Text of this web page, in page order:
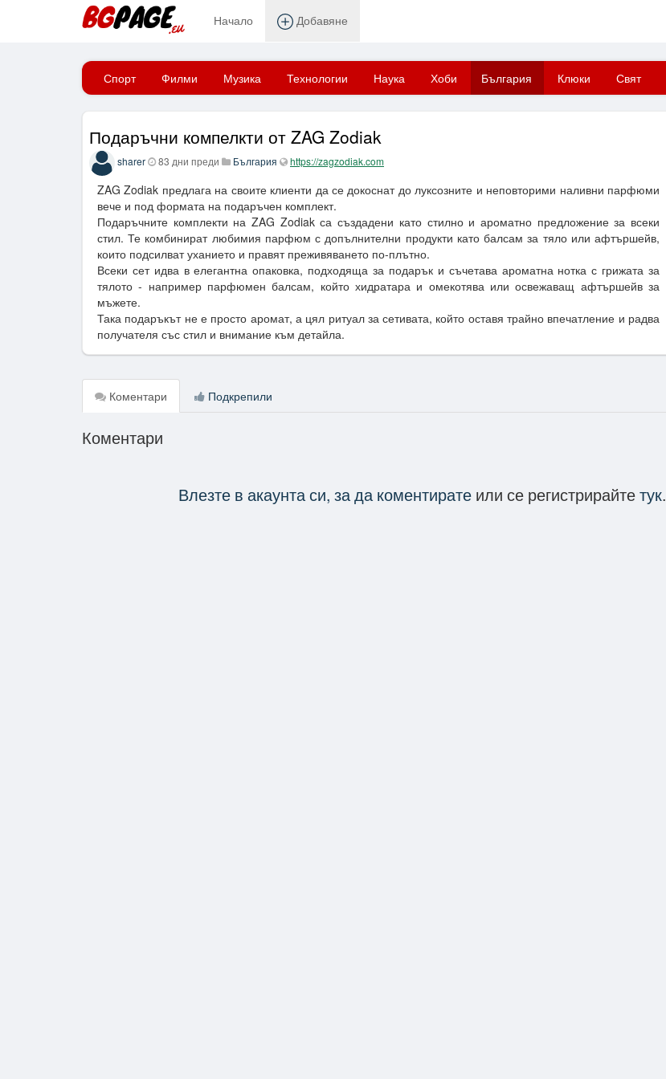
Начало Добавяне
Начало
Спорт Филми Музика Технологии Наука Хоби България Клюки Свят
Подаръчни компелкти от ZAG Zodiak
sharer 83 дни преди България https://zagzodiak.com
ZAG Zodiak предлага на своите клиенти да се докоснат до луксозните и неповторими наливни парфюми
вече и под формата на подаръчен комплект.
Подаръчните комплекти на ZAG Zodiak са създадени като стилно и ароматно предложение за всеки
стил. Те комбинират любимия парфюм с допълнителни продукти като балсам за тяло или афтършейв,
които подсилват уханието и правят преживяването по-плътно.
Всеки сет идва в елегантна опаковка, подходяща за подарък и съчетава ароматна нотка с грижата за
тялото - например парфюмен балсам, който хидратара и омекотява или освежаващ афтършейв за
мъжете.
Така подаръкът не е просто аромат, а цял ритуал за сетивата, който оставя трайно впечатление и радва
получателя със стил и внимание към детайла.
Коментари Подкрепили
Коментари
Влезте в акаунта си, за да коментирате или се регистрирайтетук.